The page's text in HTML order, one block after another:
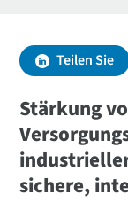
Teilen Sie
Stärkung
sichere,